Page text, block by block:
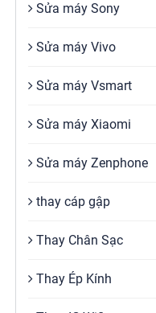
Sửa máy Sony
Sửa máy Vivo
Sửa máy Vsmart
Sửa máy Xiaomi
Sửa máy Zenphone
thay cáp gập
Thay Chân Sạc
Thay Ép Kính